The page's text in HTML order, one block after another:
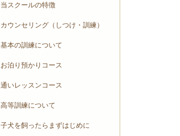
当スクールの特徴
カウンセリング（しつけ・訓練）
基本の訓練について
お泊り預かりコース
通いレッスンコース
高等訓練について
子犬を飼ったらまずはじめに